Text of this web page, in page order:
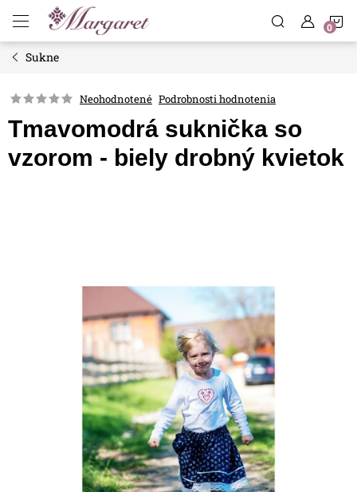
obsah
Sukne
Neohodnotené Podrobnosti hodnotenia
Tmavomodrá suknička so
vzorom - biely drobný kvietok